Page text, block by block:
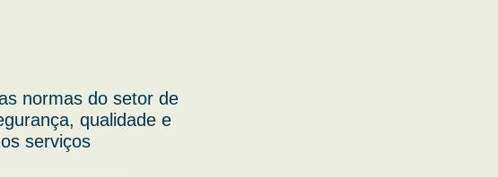
normas do setor de
qualidade e
serviços